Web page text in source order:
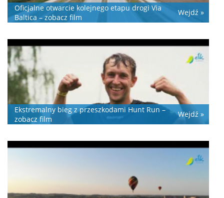
Oficjalne otwarcie kolejnego etapu drogi Via
Baltica – zobacz film
Wejdź »
Ekstremalny bieg z przeszkodami Hunt Run –
zobacz film
Wejdź »